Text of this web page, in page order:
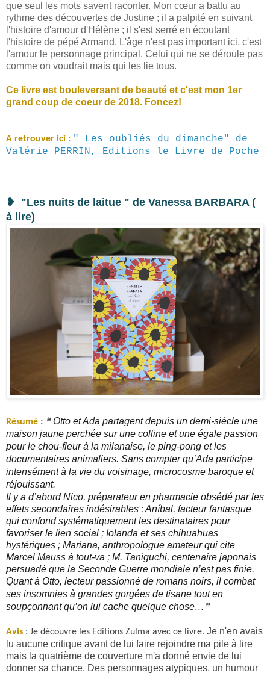
que seul les mots savent raconter. Mon cœur a battu au
rythme des découvertes de Justine ; il a palpité en suivant
l'histoire d'amour d'Hélène ; il s'est serré en écoutant
l'histoire de pépé Armand. L'âge n'est pas important ici, c'est
l'amour le personnage principal. Celui qui ne se déroule pas
comme on voudrait mais qui les lie tous.
Ce livre est bouleversant de beauté et c'est mon 1er
grand coup de coeur de 2018. Foncez!
A retrouver ici : " Les oubliés du dimanche" de
Valérie PERRIN, Editions le Livre de Poche
❥ "Les nuits de laitue " de Vanessa BARBARA (
à lire)
Résumé : ❝ Otto et Ada partagent depuis un demi-siècle une
maison jaune perchée sur une colline et une égale passion
pour le chou-fleur à la milanaise, le ping-pong et les
documentaires animaliers. Sans compter qu’Ada participe
intensément à la vie du voisinage, microcosme baroque et
réjouissant.
Il y a d’abord Nico, préparateur en pharmacie obsédé par les
effets secondaires indésirables ; Aníbal, facteur fantasque
qui confond systématiquement les destinataires pour
favoriser le lien social ; Iolanda et ses chihuahuas
hystériques ; Mariana, anthropologue amateur qui cite
Marcel Mauss à tout-va ; M. Taniguchi, centenaire japonais
persuadé que la Seconde Guerre mondiale n’est pas finie.
Quant à Otto, lecteur passionné de romans noirs, il combat
ses insomnies à grandes gorgées de tisane tout en
soupçonnant qu’on lui cache quelque chose… ❞
Avis : Je découvre les Editions Zulma avec ce livre. Je n'en avais
lu aucune critique avant de lui faire rejoindre ma pile à lire
mais la quatrième de couverture m'a donné envie de lui
donner sa chance. Des personnages atypiques, un humour